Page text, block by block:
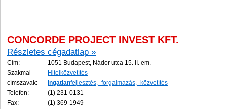
CONCORDE PROJECT INVEST KFT.
Részletes cégadatlap »
Cím:
1051 Budapest, Nádor utca 15. II. em.
Szakmai
címszavak:
Hitelközvetítés
Ingatlanfejlesztés, -forgalmazás, -közvetítés
Telefon:
(1) 231-0131
Fax:
(1) 369-1949